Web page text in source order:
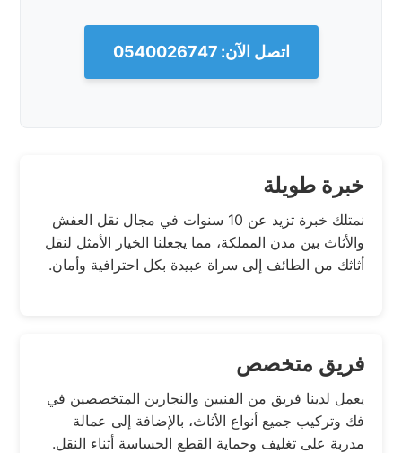
اتصل الآن: 0540026747
خبرة طويلة
نمتلك خبرة تزيد عن 10 سنوات في مجال نقل العفش
والأثاث بين مدن المملكة، مما يجعلنا الخيار الأمثل لنقل
أثاثك من الطائف إلى سراة عبيدة بكل احترافية وأمان.
فريق متخصص
يعمل لدينا فريق من الفنيين والنجارين المتخصصين في
فك وتركيب جميع أنواع الأثاث، بالإضافة إلى عمالة
مدربة على تغليف وحماية القطع الحساسة أثناء النقل.